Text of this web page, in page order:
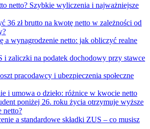
netto? Szybkie wyliczenia i najważniejsze
36 zł brutto na kwotę netto w zależności od
a wynagrodzenie netto: jak obliczyć realne
i zaliczki na podatek dochodowy przy stawce
pracodawcy i ubezpieczenia społeczne
i umowa o dzieło: różnice w kwocie netto
poniżej 26. roku życia otrzymuje wyższe
netto?
a standardowe składki ZUS – co musisz